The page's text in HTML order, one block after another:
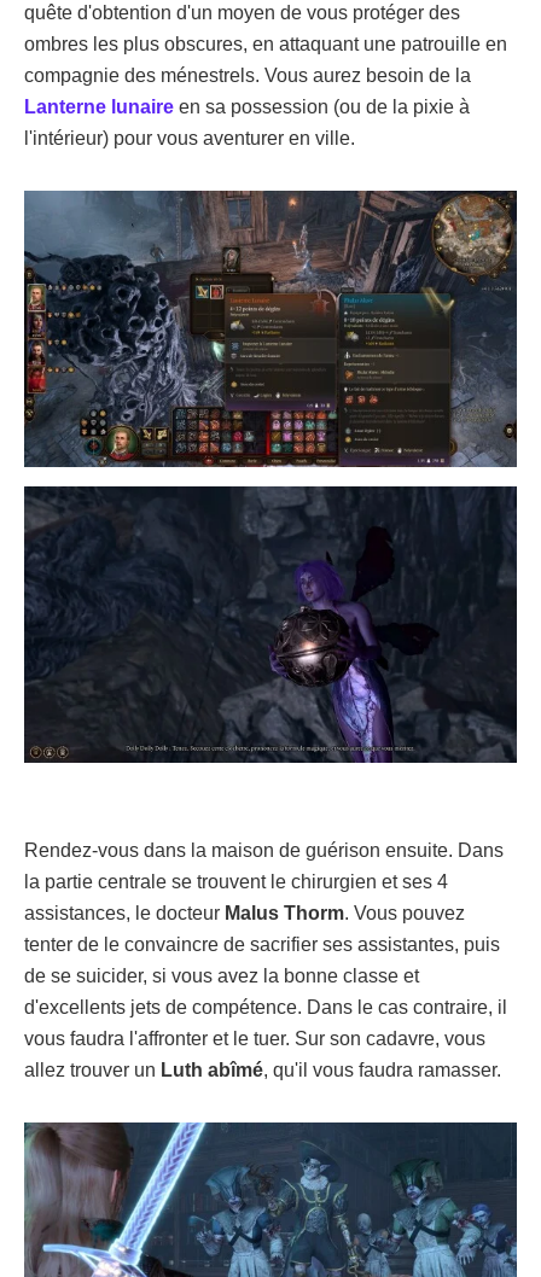
quête d'obtention d'un moyen de vous protéger des
ombres les plus obscures, en attaquant une patrouille en
compagnie des ménestrels. Vous aurez besoin de la
Lanterne lunaire en sa possession (ou de la pixie à
l'intérieur) pour vous aventurer en ville.
Rendez-vous dans la maison de guérison ensuite. Dans
la partie centrale se trouvent le chirurgien et ses 4
assistances, le docteur Malus Thorm. Vous pouvez
tenter de le convaincre de sacrifier ses assistantes, puis
de se suicider, si vous avez la bonne classe et
d'excellents jets de compétence. Dans le cas contraire, il
vous faudra l'affronter et le tuer. Sur son cadavre, vous
allez trouver un Luth abîmé, qu'il vous faudra ramasser.